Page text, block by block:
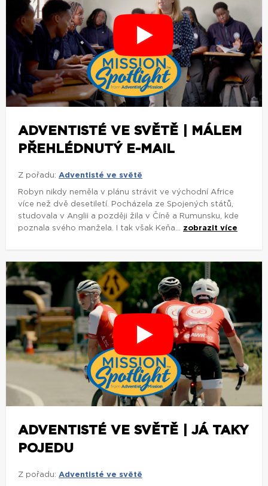
ADVENTISTÉ VE SVĚTĚ | MÁLEM
PŘEHLÉDNUTÝ E-MAIL
Z pořadu: Adventisté ve světě
Robyn nikdy neměla v plánu strávit ve východní Africe
více než dvě desetiletí. Pocházela ze Spojených států,
studovala v Anglii a později žila v Číně a Rumunsku, kde
poznala svého manžela. I tak však Keňa... zobrazit více
ADVENTISTÉ VE SVĚTĚ | JÁ TAKY
POJEDU
Z pořadu: Adventisté ve světě